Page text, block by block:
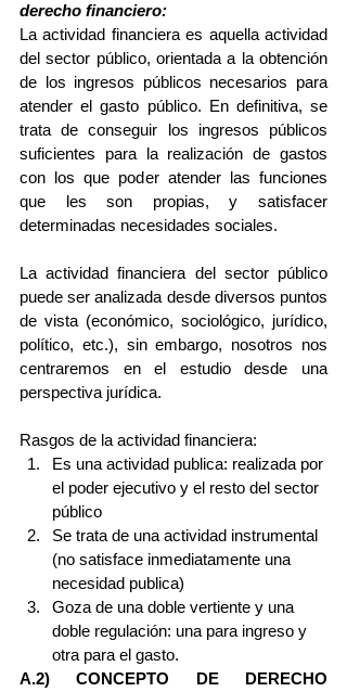
derecho financiero:
La actividad financiera es aquella actividad
del sector público, orientada a la obtención
de los ingresos públicos necesarios para
atender el gasto público. En definitiva, se
trata de conseguir los ingresos públicos
suficientes para la realización de gastos
con los que poder atender las funciones
que les son propias, y satisfacer
determinadas necesidades sociales.
La actividad financiera del sector público
puede ser analizada desde diversos puntos
de vista (económico, sociológico, jurídico,
político, etc.), sin embargo, nosotros nos
centraremos en el estudio desde una
perspectiva jurídica.
Rasgos de la actividad financiera:
Es una actividad publica: realizada por
el poder ejecutivo y el resto del sector
público
Se trata de una actividad instrumental
(no satisface inmediatamente una
necesidad publica)
Goza de una doble vertiente y una
doble regulación: una para ingreso y
otra para el gasto.
A.2) CONCEPTO DE DERECHO